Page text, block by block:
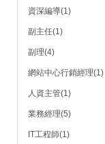
資深編導(1)
副主任(1)
副理(4)
網站中心行銷經理(1)
人資主管(1)
業務經理(5)
IT工程師(1)